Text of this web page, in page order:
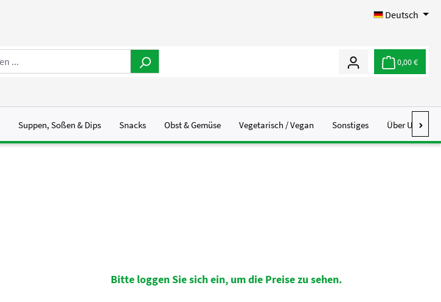
Deutsch
0,00 €
Suppen, Soßen & Dips Snacks Obst & Gemüse Vegetarisch / Vegan Sonstiges Über Uns
Bitte loggen Sie sich ein, um die Preise zu sehen.